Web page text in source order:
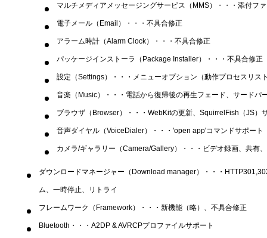
マルチメディアメッセージングサービス（MMS）・・・添付フ
電子メール（Email）・・・不具合修正
アラーム時計（Alarm Clock）・・・不具合修正
パッケージインストーラ（Package Installer）・・・不具合修正
設定（Settings）・・・メニューオプション（動作プロセスリス
音楽（Music）・・・電話から復帰後の再生フェード、サードパ
ブラウザ（Browser）・・・WebKitの更新、SquirrelFish（JS）
音声ダイヤル（VoiceDialer）・・・'open app'コマンドサポート
カメラ/ギャラリー（Camera/Gallery）・・・ビデオ録画、共有
ダウンロードマネージャー（Download manager）・・・
ム、一時停止、リトライ
フレームワーク（Framework）・・・新機能（略）、不具合修正
Bluetooth・・・A2DP & AVRCPプロファイルサポート